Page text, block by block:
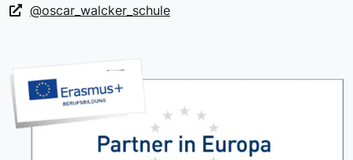
@oscar_walcker_schule